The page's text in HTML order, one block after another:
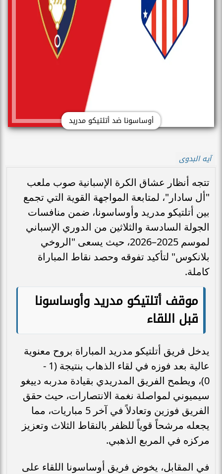
أوساسونا ضد أتلتيكو مدريد
آيه البدوى
تتجه أنظار عشاق الكرة الإسبانية صوب ملعب
"أل سادار"، لمتابعة المواجهة القوية التي تجمع
بين أتلتيكو مدريد وأوساسونا، ضمن منافسات
الجولة السادسة والثلاثين من الدوري الإسباني
لموسم 2025–2026، حيث يسعى "الروخي
بلانكوس" لتأكيد تفوقه وحصد نقاط المباراة
كاملة.
موقف أتلتيكو مدريد وأوساسونا
قبل اللقاء
يدخل فريق أتلتيكو مدريد المباراة بروح معنوية
عالية بعد فوزه في لقاء الذهاب بنتيجة (1 -
0)، ويطمح الفريق المدريدي بقيادة مدربه دييغو
سيميوني لمواصلة نغمة الانتصارات، حيث حقق
الفريق فوزين وتعادلاً في آخر 5 مباريات، مما
يجعله مرشحاً قوياً للظفر بالنقاط الثلاث وتعزيز
مركزه في المربع الذهبي.
في المقابل، يخوض فريق أوساسونا اللقاء على